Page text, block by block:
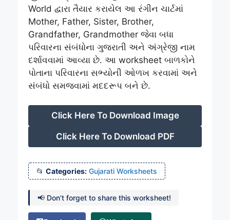
World દ્વારા તૈયાર કરાયેલ આ રંગીન ચાર્ટમાં
Mother, Father, Sister, Brother,
Grandfather, Grandmother જેવા બધા
પરિવારના સંબંધોના ગુજરાતી અને અંગ્રેજી નામ
દર્શાવવામાં આવ્યા છે. આ worksheet બાળકોને
પોતાના પરિવારના સભ્યોની ઓળખ કરવામાં અને
સંબંધો સમજવામાં મદદરૂપ બને છે.
Click Here To Download Image
Click Here To Download PDF
Categories: Gujarati Worksheets
📢 Don’t forget to share this worksheet!